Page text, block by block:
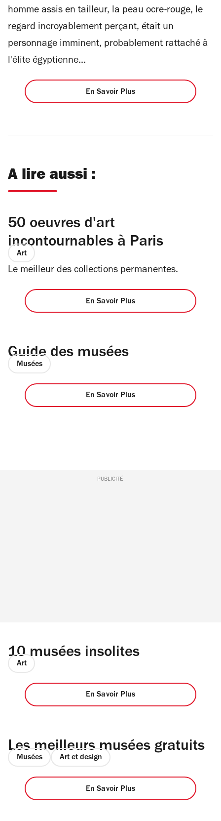
homme assis en tailleur, la peau ocre-rouge, le
regard incroyablement perçant, était un
personnage imminent, probablement rattaché à
l'élite égyptienne...
En Savoir Plus
A lire aussi :
50 oeuvres d'art
incontournables à Paris
Art
Le meilleur des collections permanentes.
En Savoir Plus
Guide des musées
Musées
En Savoir Plus
PUBLICITÉ
10 musées insolites
Art
En Savoir Plus
Les meilleurs musées gratuits
Musées Art et design
En Savoir Plus